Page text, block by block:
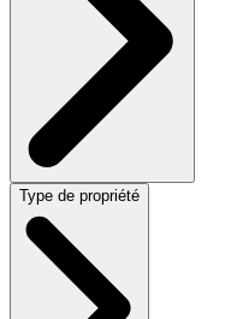
Type de propriété